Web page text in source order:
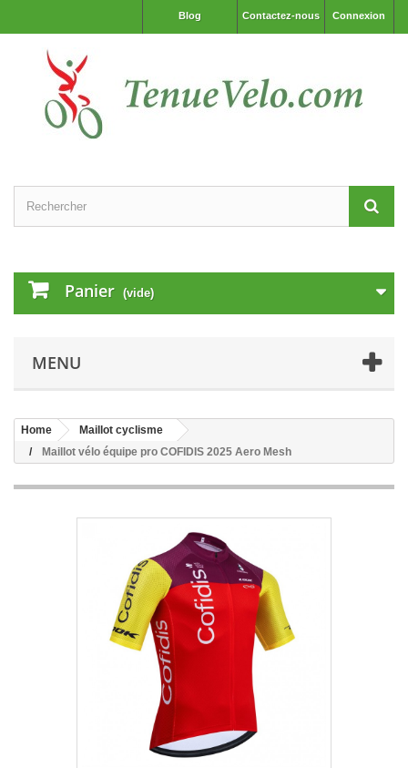
Connexion
Contactez-nous
Blog
Panier (vide)
MENU
Home
Maillot cyclisme
Maillot vélo équipe pro COFIDIS 2025 Aero Mesh